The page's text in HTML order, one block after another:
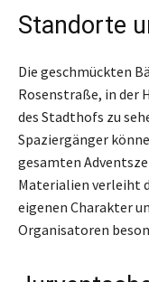
Standorte
Die geschmückten
Rosenstraße, in der
des Stadthofs zu
Spaziergänger
gesamten
Materialien verleiht
eigenen Charakter
Organisatoren